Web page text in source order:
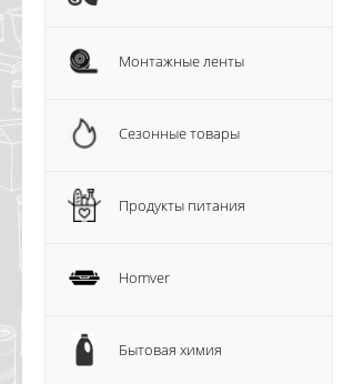
Монтажные ленты
Сезонные товары
Продукты питания
Homver
Бытовая химия